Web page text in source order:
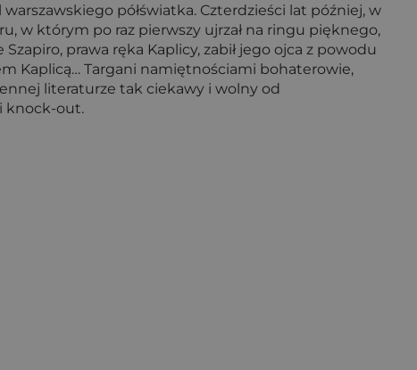
półświatka. Czterdzieści lat później, w
w którym po raz pierwszy ujrzał na ringu pięknego,
prawa ręka Kaplicy, zabił jego ojca z powodu
Kaplicą… Targani namiętnościami bohaterowie,
literaturze tak ciekawy i wolny od
knock-out.